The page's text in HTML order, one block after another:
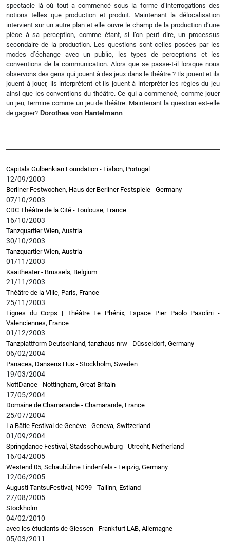
spectacle là où tout a commencé sous la forme d’interrogations des
notions telles que production et produit. Maintenant la délocalisation
intervient sur un autre plan et elle ouvre le champ de la production d’une
pièce à sa perception, comme étant, si l’on peut dire, un processus
secondaire de la production. Les questions sont celles posées par les
modes d’échange avec un public, les types de perceptions et les
conventions de la communication. Alors que se passe-t-il lorsque nous
observons des gens qui jouent à des jeux dans le théâtre ? Ils jouent et ils
jouent à jouer, ils interprètent et ils jouent à interpréter les règles du jeu
ainsi que les conventions du théâtre. Ce qui a commencé, comme jouer
un jeu, termine comme un jeu de théâtre. Maintenant la question est-elle
de gagner? Dorothea von Hantelmann
Capitals Gulbenkian Foundation - Lisbon, Portugal
12/09/2003
Berliner Festwochen, Haus der Berliner Festspiele - Germany
07/10/2003
CDC Théâtre de la Cité - Toulouse, France
16/10/2003
Tanzquartier Wien, Austria
30/10/2003
Tanzquartier Wien, Austria
01/11/2003
Kaaitheater - Brussels, Belgium
21/11/2003
Théâtre de la Ville, Paris, France
25/11/2003
Lignes du Corps | Théâtre Le Phénix, Espace Pier Paolo Pasolini -
Valenciennes, France
01/12/2003
Tanzplattform Deutschland, tanzhaus nrw - Düsseldorf, Germany
06/02/2004
Panacea, Dansens Hus - Stockholm, Sweden
19/03/2004
NottDance - Nottingham, Great Britain
17/05/2004
Domaine de Chamarande - Chamarande, France
25/07/2004
La Bâtie Festival de Genève - Geneva, Switzerland
01/09/2004
Springdance Festival, Stadsschouwburg - Utrecht, Netherland
16/04/2005
Westend 05, Schaubühne Lindenfels - Leipzig, Germany
12/06/2005
Augusti TantsuFestival, NO99 - Tallinn, Estland
27/08/2005
Stockholm
04/02/2010
avec les étudiants de Giessen - Frankfurt LAB, Allemagne
05/03/2011